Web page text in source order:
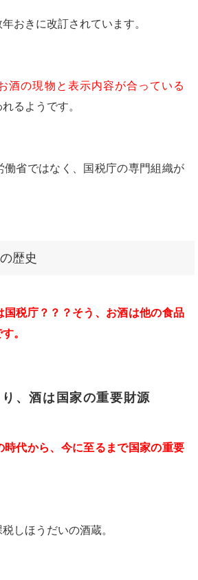
おきに改訂されています。
酒の現物と表示内容が合っている
るようです。
働省ではなく、国税庁の専門組織が
歴史
国税庁？？？そう、お酒は他の食品
。
、酒は国家の重要財源
時代から、今に至るまで国家の重要
しほうだいの酒蔵。